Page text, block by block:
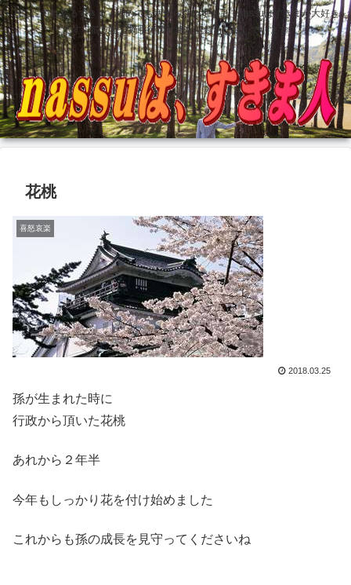
どこにでもあるすきま 埋めても塞がらないすきま nassuはすきまが大好き
です 前立腺全摘手術後壮絶な記録も記録しています
花桃
喜怒哀楽
2018.03.25
孫が生まれた時に
行政から頂いた花桃
あれから２年半
今年もしっかり花を付け始めました
これからも孫の成長を見守ってくださいね